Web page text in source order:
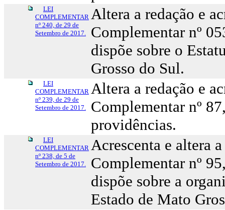
LEI
COMPLEMENTAR
nº 240, de 29 de
Setembro de 2017.
Altera a redação e
Complementar nº
dispõe sobre o
Grosso do Sul.
LEI
COMPLEMENTAR
nº 239, de 29 de
Setembro de 2017.
Altera a redação e
Complementar nº
providências.
LEI
COMPLEMENTAR
nº 238, de 5 de
Setembro de 2017.
Acrescenta e altera
Complementar nº
dispõe sobre a
Estado de Mato